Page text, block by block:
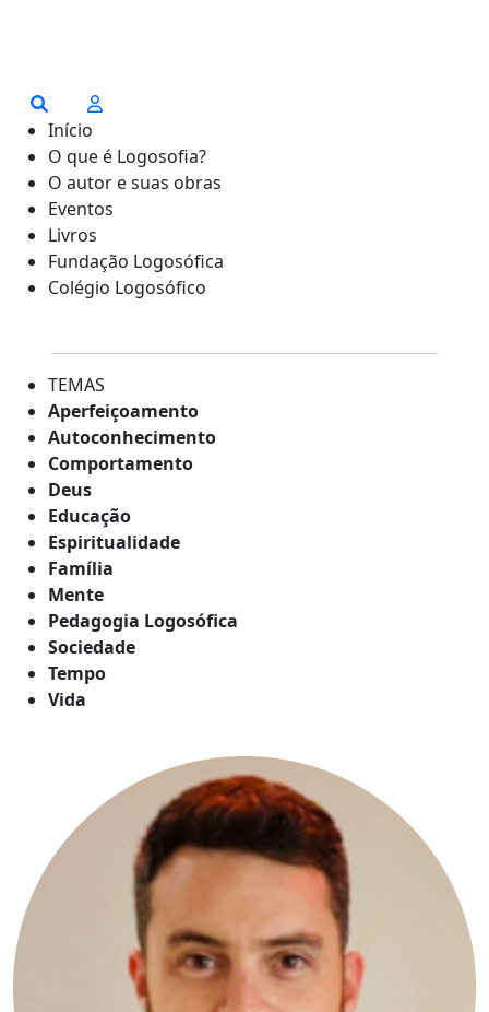
Início
O que é Logosofia?
O autor e suas obras
Eventos
Livros
Fundação Logosófica
Colégio Logosófico
TEMAS
Aperfeiçoamento
Autoconhecimento
Comportamento
Deus
Educação
Espiritualidade
Família
Mente
Pedagogia Logosófica
Sociedade
Tempo
Vida